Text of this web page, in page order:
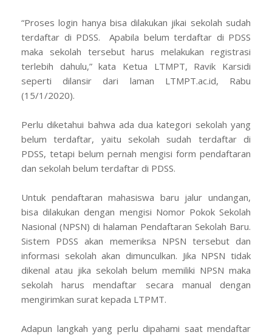
“Proses login hanya bisa dilakukan jikai sekolah sudah
terdaftar di PDSS.
Apabila belum terdaftar di PDSS
maka sekolah tersebut harus melakukan registrasi
terlebih dahulu,” kata Ketua LTMPT, Ravik Karsidi
seperti dilansir dari laman LTMPT.ac.id, Rabu
(15/1/2020).
Perlu diketahui bahwa ada dua kategori sekolah yang
belum terdaftar, yaitu sekolah sudah terdaftar di
PDSS, tetapi belum pernah mengisi form pendaftaran
dan sekolah belum terdaftar di PDSS.
Untuk pendaftaran mahasiswa baru jalur undangan,
bisa dilakukan dengan mengisi Nomor Pokok Sekolah
Nasional (NPSN) di halaman Pendaftaran Sekolah Baru.
Sistem PDSS akan memeriksa NPSN tersebut dan
informasi sekolah akan dimunculkan. Jika NPSN tidak
dikenal atau jika sekolah belum memiliki NPSN maka
sekolah harus mendaftar secara manual dengan
mengirimkan surat kepada LTPMT.
Adapun langkah yang perlu dipahami saat mendaftar